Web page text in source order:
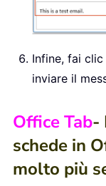
Infine, fai
inviare il
Office Tab-
schede in
molto più